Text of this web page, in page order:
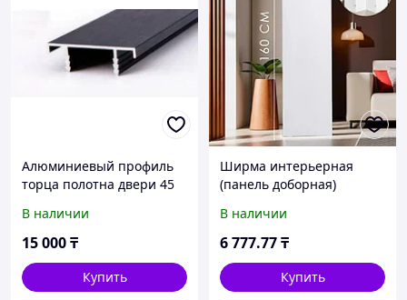
Алюминиевый профиль
торца полотна двери 45
В наличии
15 000₸
Купить
Ширма интерьерная
(панель доборная)
(петли в комплекте)
В наличии
6 777.77₸
Купить